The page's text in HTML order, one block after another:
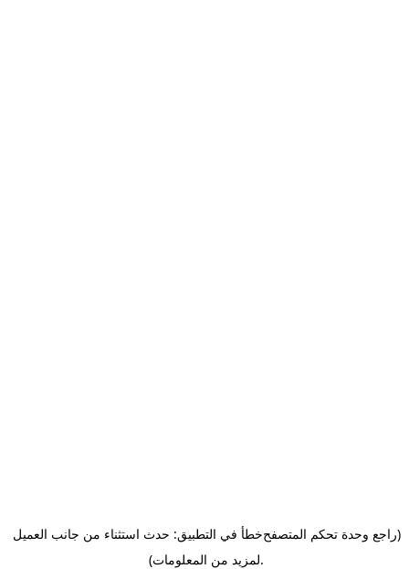
خطأ في التطبيق: حدث استثناء من جانب العميل(راجع وحدة تحكم المتصفح
لمزيد من المعلومات).